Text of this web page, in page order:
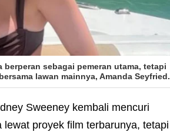
sebagai pemeran utama, tetapi
lawan mainnya, Amanda Seyfried.
Sweeney kembali mencuri
proyek film terbarunya, tetapi